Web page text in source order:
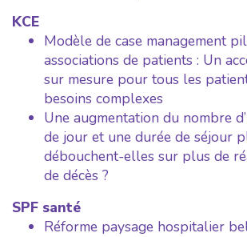
KCE
Modèle de case management
associations de patients : Un
sur mesure pour tous les
besoins complexes
Une augmentation du nombre
de jour et une durée de séjour
débouchent-elles sur plus de
de décès ?
SPF santé
Réforme paysage hospitalier